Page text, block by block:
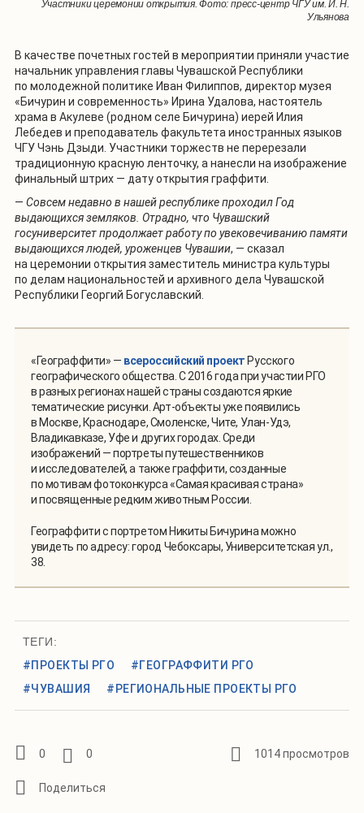
Участники церемонии открытия. Фото: пресс-центр ЧГУ им. И. Н.
Ульянова
В качестве почетных гостей в мероприятии приняли участие
начальник управления главы Чувашской Республики
по молодежной политике Иван Филиппов, директор музея
«Бичурин и современность» Ирина Удалова, настоятель
храма в Акулеве (родном селе Бичурина) иерей Илия
Лебедев и преподаватель факультета иностранных языков
ЧГУ Чэнь Дзыди. Участники торжеств не перерезали
традиционную красную ленточку, а нанесли на изображение
финальный штрих — дату открытия граффити.
— Совсем недавно в нашей республике проходил Год
выдающихся земляков. Отрадно, что Чувашский
госуниверситет продолжает работу по увековечиванию памяти
выдающихся людей, уроженцев Чувашии, — сказал
на церемонии открытия заместитель министра культуры
по делам национальностей и архивного дела Чувашской
Республики Георгий Богуславский.
«Географфити» — всероссийский проект Русского
географического общества. С 2016 года при участии РГО
в разных регионах нашей страны создаются яркие
тематические рисунки. Арт-объекты уже появились
в Москве, Краснодаре, Смоленске, Чите, Улан-Удэ,
Владикавказе, Уфе и других городах. Среди
изображений — портреты путешественников
и исследователей, а также граффити, созданные
по мотивам фотоконкурса «Самая красивая страна»
и посвященные редким животным России.
Географфити с портретом Никиты Бичурина можно
увидеть по адресу: город Чебоксары, Университетская ул.,
38.
ТЕГИ:
#ПРОЕКТЫ РГО
#ГЕОГРАФФИТИ РГО
#ЧУВАШИЯ
#РЕГИОНАЛЬНЫЕ ПРОЕКТЫ РГО
0 0 1014 просмотров